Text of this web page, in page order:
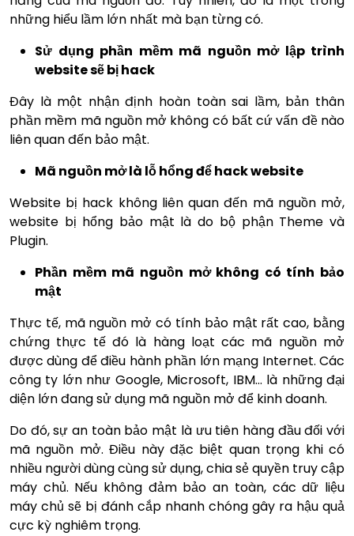
những hiểu lầm lớn nhất mà bạn từng có.
Sử dụng phần mềm mã nguồn mở lập trình
website sẽ bị hack
Đây là một nhận định hoàn toàn sai lầm, bản thân
phần mềm mã nguồn mở không có bất cứ vấn đề nào
liên quan đến bảo mật.
Mã nguồn mở là lỗ hổng để hack website
Website bị hack không liên quan đến mã nguồn mở,
website bị hổng bảo mật là do bộ phận Theme và
Plugin.
Phần mềm mã nguồn mở không có tính bảo
mật
Thực tế, mã nguồn mở có tính bảo mật rất cao, bằng
chứng thực tế đó là hàng loạt các mã nguồn mở
được dùng để điều hành phần lớn mạng Internet. Các
công ty lớn như Google, Microsoft, IBM… là những đại
diện lớn đang sử dụng mã nguồn mở để kinh doanh.
Do đó, sự an toàn bảo mật là ưu tiên hàng đầu đối với
mã nguồn mở. Điều này đặc biệt quan trọng khi có
nhiều người dùng cùng sử dụng, chia sẻ quyền truy cập
máy chủ. Nếu không đảm bảo an toàn, các dữ liệu
máy chủ sẽ bị đánh cắp nhanh chóng gây ra hậu quả
cực kỳ nghiêm trọng.